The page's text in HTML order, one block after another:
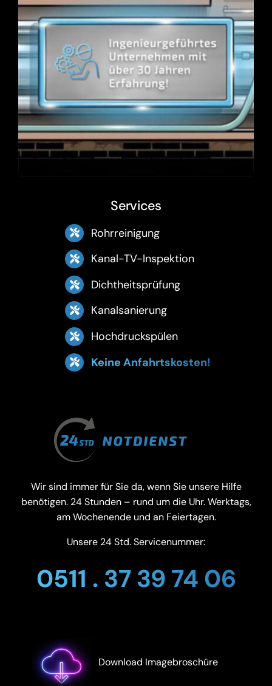
Services
Rohrreinigung
Kanal-TV-Inspektion
Dichtheitsprüfung
Kanalsanierung
Hochdruckspülen
Keine Anfahrtskosten!
Wir sind immer für Sie da, wenn Sie unsere Hilfe
benötigen. 24 Stunden – rund um die Uhr. Werktags,
am Wochenende und an Feiertagen.
Unsere 24 Std. Servicenummer:
0511 . 37 39 74 06
Download Imagebroschüre